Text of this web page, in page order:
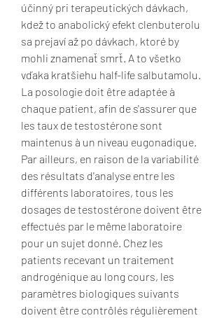
účinný pri terapeutických dávkach,
kdež to anabolický efekt clenbuterolu
sa prejaví až po dávkach, ktoré by
mohli znamenať smrť. A to všetko
vďaka kratšiehu half-life salbutamolu.
La posologie doit être adaptée à
chaque patient, afin de s'assurer que
les taux de testostérone sont
maintenus à un niveau eugonadique.
Par ailleurs, en raison de la variabilité
des résultats d'analyse entre les
différents laboratoires, tous les
dosages de testostérone doivent être
effectués par le même laboratoire
pour un sujet donné. Chez les
patients recevant un traitement
androgénique au long cours, les
paramètres biologiques suivants
doivent être contrôlés régulièrement